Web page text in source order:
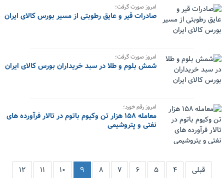
امروز صورت گرفت؛
صادرات قیر و عایق رطوبتی از مسیر بورس کالای ایران
امروز صورت گرفت؛
شمش بلوم و طلا در سبد خریداران بورس کالای ایران
امروز رقم خورد؛
معامله ۱۵۸ هزار تن وکیوم باتوم در تالار فرآورده های
نفتی و پتروشیمی
قبلی ۴ ۵ ۶ ۷ ۸ ۹ ۱۰ ۱۱ ۱۲